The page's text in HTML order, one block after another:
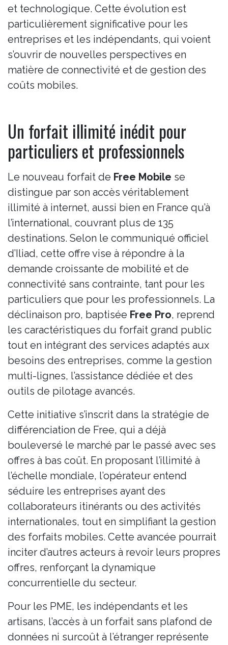
et technologique. Cette évolution est
particulièrement significative pour les
entreprises et les indépendants, qui voient
s’ouvrir de nouvelles perspectives en
matière de connectivité et de gestion des
coûts mobiles.
Un forfait illimité inédit pour
particuliers et professionnels
Le nouveau forfait de Free Mobile se
distingue par son accès véritablement
illimité à internet, aussi bien en France qu’à
l’international, couvrant plus de 135
destinations. Selon le communiqué officiel
d’Iliad, cette offre vise à répondre à la
demande croissante de mobilité et de
connectivité sans contrainte, tant pour les
particuliers que pour les professionnels. La
déclinaison pro, baptisée Free Pro, reprend
les caractéristiques du forfait grand public
tout en intégrant des services adaptés aux
besoins des entreprises, comme la gestion
multi-lignes, l’assistance dédiée et des
outils de pilotage avancés.
Cette initiative s’inscrit dans la stratégie de
différenciation de Free, qui a déjà
bouleversé le marché par le passé avec ses
offres à bas coût. En proposant l’illimité à
l’échelle mondiale, l’opérateur entend
séduire les entreprises ayant des
collaborateurs itinérants ou des activités
internationales, tout en simplifiant la gestion
des forfaits mobiles. Cette avancée pourrait
inciter d’autres acteurs à revoir leurs propres
offres, renforçant la dynamique
concurrentielle du secteur.
Pour les PME, les indépendants et les
artisans, l’accès à un forfait sans plafond de
données ni surcoût à l’étranger représente